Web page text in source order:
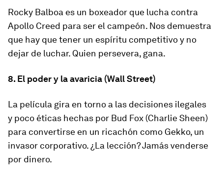
Rocky Balboa es un boxeador que lucha contra
Apollo Creed para ser el campeón. Nos demuestra
que hay que tener un espíritu competitivo y no
dejar de luchar. Quien persevera, gana.
8. El poder y la avaricia (Wall Street)
La película gira en torno a las decisiones ilegales
y poco éticas hechas por Bud Fox (Charlie Sheen)
para convertirse en un ricachón como Gekko, un
invasor corporativo. ¿La lección? Jamás venderse
por dinero.